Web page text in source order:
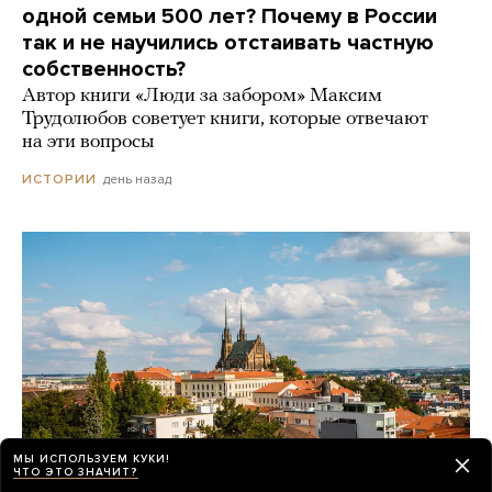
одной семьи 500 лет? Почему в России
так и не научились отстаивать частную
собственность?
Автор книги «Люди за забором» Максим
Трудолюбов советует книги, которые отвечают
на эти вопросы
ИСТОРИИ день назад
МЫ ИСПОЛЬЗУЕМ КУКИ!
ЧТО ЭТО ЗНАЧИТ?